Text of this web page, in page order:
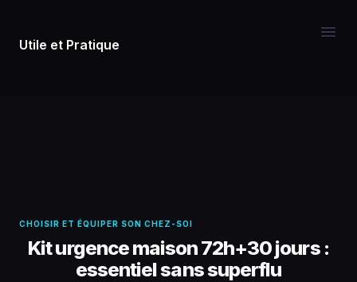
Utile et Pratique
CHOISIR ET ÉQUIPER SON CHEZ-SOI
Kit urgence maison 72h+30 jours :
essentiel sans superflu